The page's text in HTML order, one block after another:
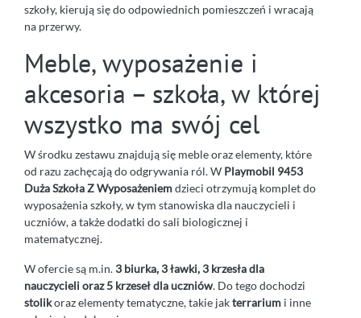
szkoły, kierują się do odpowiednich pomieszczeń i wracają
na przerwy.
Meble, wyposażenie i
akcesoria – szkoła, w której
wszystko ma swój cel
W środku zestawu znajdują się meble oraz elementy, które
od razu zachęcają do odgrywania ról. W Playmobil 9453
Duża Szkoła Z Wyposażeniemdzieci otrzymują komplet do
wyposażenia szkoły, w tym stanowiska dla nauczycieli i
uczniów, a także dodatki do sali biologicznej i
matematycznej.
W ofercie są m.in.3 biurka, 3 ławki, 3 krzesła dla
nauczycieli oraz 5 krzeseł dla uczniów. Do tego dochodzi
stolikoraz elementy tematyczne, takie jakterrarium i inne